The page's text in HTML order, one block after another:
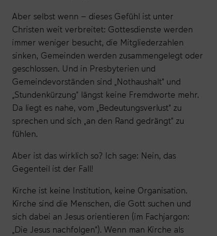
Aber selbst wenn – dieses Gefühl ist unter
Christen weit verbreitet: Gottesdienste werden
immer weniger besucht, die Mitgliederzahlen
sinken, Gemeinden werden zusammengelegt oder
geschlossen. Und in Presbyterien und
Gemeindevorständen sind „Nothaushalt“ und
„Stundenkürzung“ längst keine Fremdworte mehr.
Da liegt es nahe, vom „Bedeutungsverlust“ zu
sprechen und sich „an den Rand gedrängt“ zu
fühlen.
Aber ist das wirklich so? Ich sage: Nein, das
Gegenteil ist der Fall!
Kirche ist keine Institution, keine Organisation.
Kirche sind die Menschen, die Gott suchen und
sich dabei an Jesus orientieren (im Fachjargon:
„Die Jesus nachfolgen“). Wenn man Kirche als